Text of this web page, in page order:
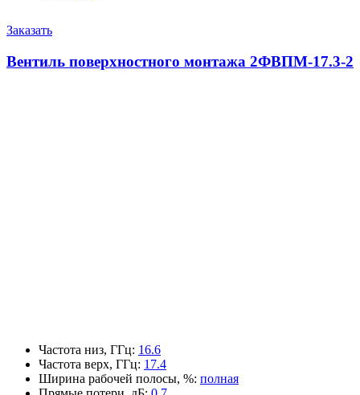
Заказать
Вентиль поверхностного монтажа 2ФВПМ-17.3-2
Частота низ, ГГц: 16.6
Частота верх, ГГц: 17.4
Ширина рабочей полосы, %: полная